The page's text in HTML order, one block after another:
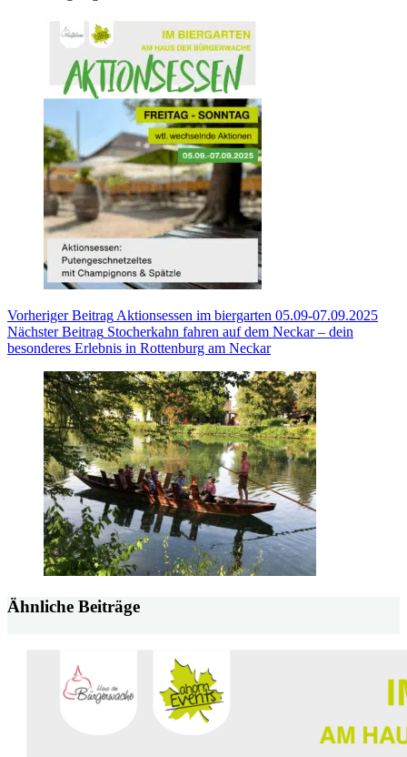
VorherigerBeitrag Aktionsessen im biergarten 05.09-07.09.2025
NächsterBeitrag Stocherkahn fahren auf dem Neckar – dein
besonderes Erlebnis in Rottenburg am Neckar
Ähnliche Beiträge